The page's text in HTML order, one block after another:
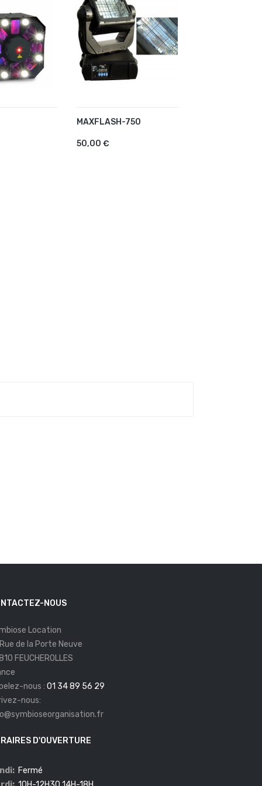
MAXFLASH-750
50,00 €
AJOUTER AU PANIER
NOUS
Location
de la Porte Neuve
FEUCHEROLLES
nous : 01 34 89 56 29
nous:
D'OUVERTURE
Fermé